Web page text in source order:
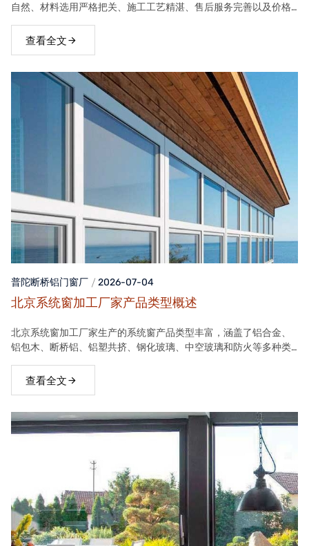
自然、材料选用严格把关、施工工艺精湛、售后服务完善以及价格
查看全文
普陀断桥铝门窗厂 2026-07-04
北京系统窗加工厂家产品类型概述
北京系统窗加工厂家生产的系统窗产品类型丰富，涵盖了铝合金、
铝包木、断桥铝、铝塑共挤、钢化玻璃、中空玻璃和防火等多种类
满足不同客户的需求。
查看全文